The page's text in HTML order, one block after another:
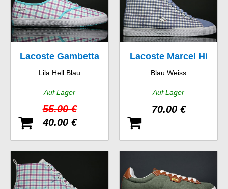
Lacoste Gambetta
GMP SPW
Lila Hell Blau
Auf Lager
55.00 €
40.00 €
Lacoste Marcel Hi
GMP SPW
Blau Weiss
Auf Lager
70.00 €